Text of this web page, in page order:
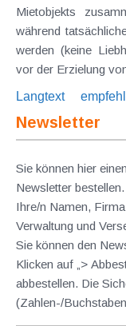
Mietobjekts
während
werden (keine
Langtext
Newsletter
Sie können hier
Newsletter
Ihre/n Namen,
Verwaltung und
Sie können den
Klicken auf „>
abbestellen. Die
(Zahlen-/